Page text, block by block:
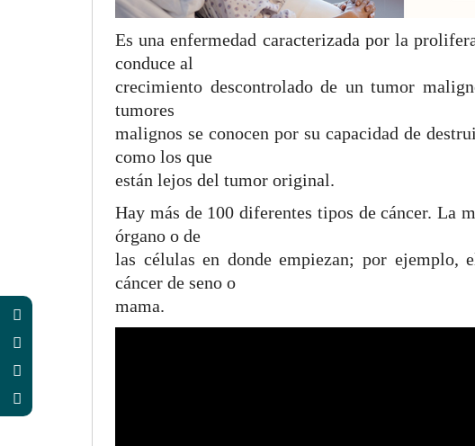
Es una enfermedad caracterizada por la
conduce al
crecimiento descontrolado de un tumor
tumores
malignos se conocen por su capacidad de
como los que
están lejos del tumor original.
Hay más de 100 diferentes tipos de cáncer. La
órgano o de
las células en donde empiezan; por ejemplo,
cáncer de seno o
mama.